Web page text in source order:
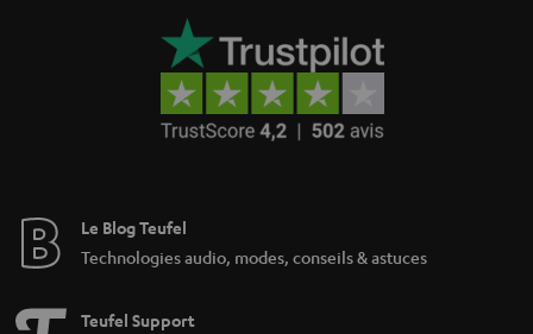
Le Blog Teufel
Technologies audio, modes, conseils & astuces
Teufel Support